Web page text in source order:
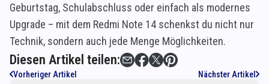
Geburtstag, Schulabschluss oder einfach als modernes
Upgrade – mit dem Redmi Note 14 schenkst du nicht nur
Technik, sondern auch jede Menge Möglichkeiten.
Diesen Artikel teilen:
Vorheriger Artikel Nächster Artikel